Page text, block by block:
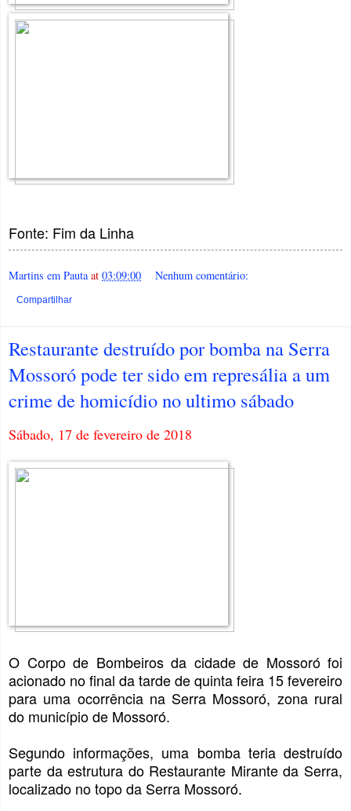
Fonte: Fim da Linha
Martins em Pauta at 03:09:00 Nenhum comentário:
Compartilhar
Restaurante destruído por bomba na Serra
Mossoró pode ter sido em represália a um
crime de homicídio no ultimo sábado
Sábado, 17 de fevereiro de 2018
O Corpo de Bombeiros da cidade de Mossoró foi
acionado no final da tarde de quinta feira 15 fevereiro
para uma ocorrência na Serra Mossoró, zona rural
do município de Mossoró.
Segundo informações, uma bomba teria destruído
parte da estrutura do Restaurante Mirante da Serra,
localizado no topo da Serra Mossoró.